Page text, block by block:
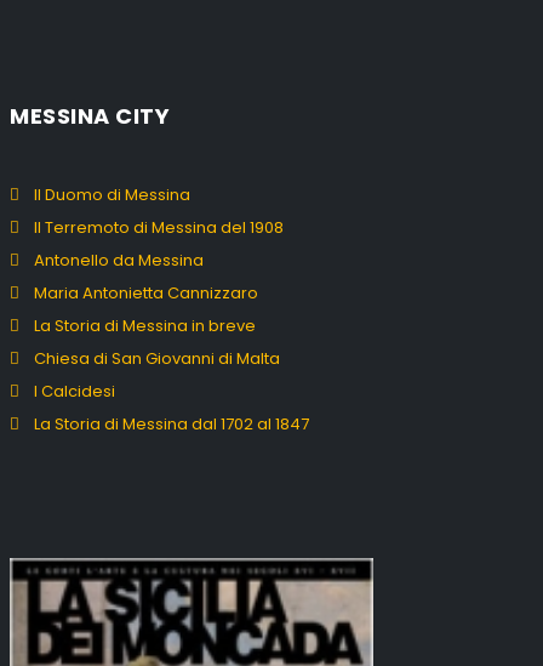
MESSINA CITY
Il Duomo di Messina
Il Terremoto di Messina del 1908
Antonello da Messina
Maria Antonietta Cannizzaro
La Storia di Messina in breve
Chiesa di San Giovanni di Malta
I Calcidesi
La Storia di Messina dal 1702 al 1847